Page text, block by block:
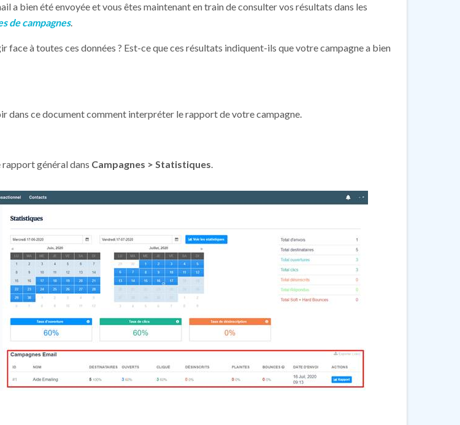
a bien été envoyée et vous êtes maintenant en train de consulter vos résultats dans les
de campagnes.
face à toutes ces données ? Est-ce que ces résultats indiquent-ils que votre campagne a bien
dans ce document comment interpréter le rapport de votre campagne.
général dans Campagnes > Statistiques.